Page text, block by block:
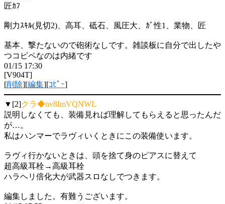
匠ｶﾌ
剛力ｽｷﾙ(見切2)、高耳、砥石、風圧大、ｶﾞ性1、業物、匠
基本、撃たないので砲術なしです。雑談板に自分で出したや
つコピペなのは内緒です
01/15 17:30
[V904T]
[削除][編集][ｺﾋﾟｰ]
▼[2]クラ◆nv8ImVQNWL
説明しなくても、装備見れば理解してもらえると思ったんだ
が…。
私はハンマーでラヴィいくときにこの装備使います。
ラヴィ行かないときは、頭を捨て身のピアスに替えて
超高級耳栓→高級耳栓
ハラヘリ倍化大が武器スロなしでつきます。
編集しました。有難うございます。